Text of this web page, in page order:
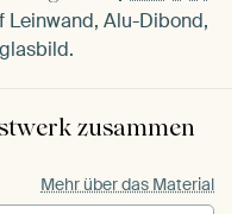
Leinwand, Alu-Dibond,
zusammen
Mehr über das Material